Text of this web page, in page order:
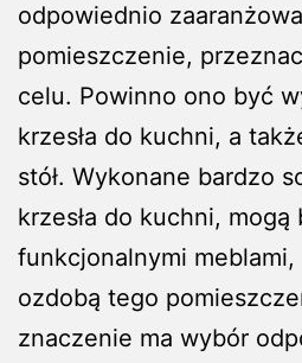
odpowiednio
pomieszczenie,
celu. Powinno ono być
krzesła do kuchni, a
stół. Wykonane bardzo
krzesła do kuchni,
funkcjonalnymi
ozdobą tego
znaczenie ma wybór